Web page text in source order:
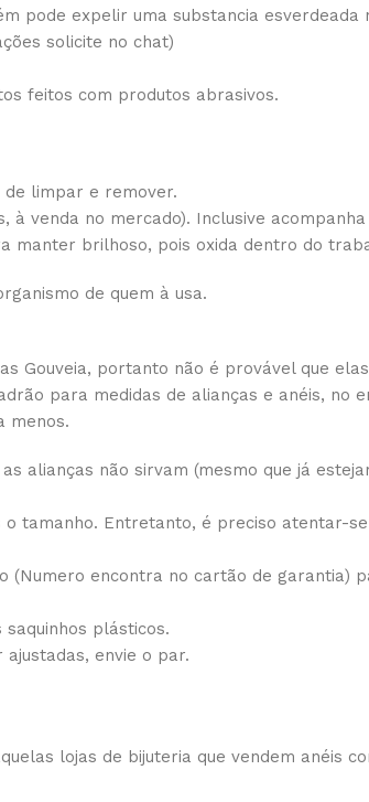
pode expelir uma substancia esverdeada
solicite no chat)
feitos com produtos abrasivos.
de limpar e remover.
à venda no mercado). Inclusive
manter brilhoso, pois oxida dentro do
de quem à usa.
Gouveia, portanto não é provável que
para medidas de alianças e anéis, no
menos.
alianças não sirvam (mesmo que já
Entretanto, é preciso atentar-
encontra no cartão de garantia)
saquinhos plásticos.
ajustadas, envie o par.
lojas de bijuteria que vendem anéis